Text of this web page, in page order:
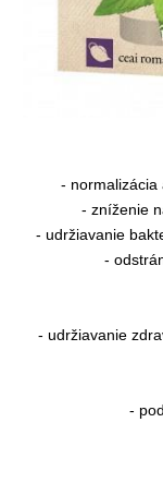
- normalizácia
- zníženie
- udržiavanie
-
- udržiavanie
-